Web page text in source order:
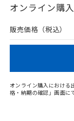
在庫等で未対応
問い合わせくださ
オンライン購入
販売価格（税込）
オンライン購入における
格・納期の確認」画面に